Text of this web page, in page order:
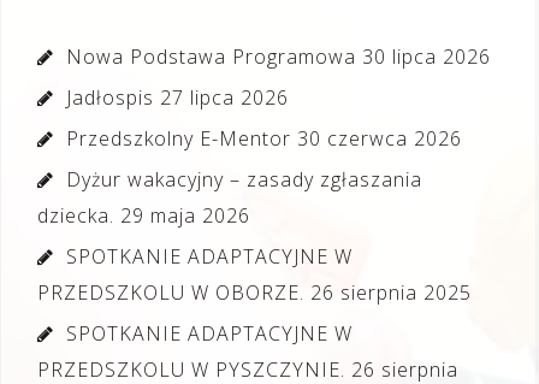
Nowa Podstawa Programowa 30 lipca 2026
Jadłospis 27 lipca 2026
Przedszkolny E-Mentor 30 czerwca 2026
Dyżur wakacyjny – zasady zgłaszania
dziecka. 29 maja 2026
SPOTKANIE ADAPTACYJNE W
PRZEDSZKOLU W OBORZE. 26 sierpnia 2025
SPOTKANIE ADAPTACYJNE W
PRZEDSZKOLU W PYSZCZYNIE. 26 sierpnia